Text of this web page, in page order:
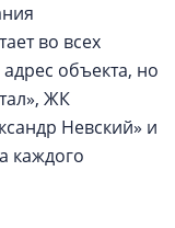
во всех
объекта, но
ЖК
Невский» и
каждого